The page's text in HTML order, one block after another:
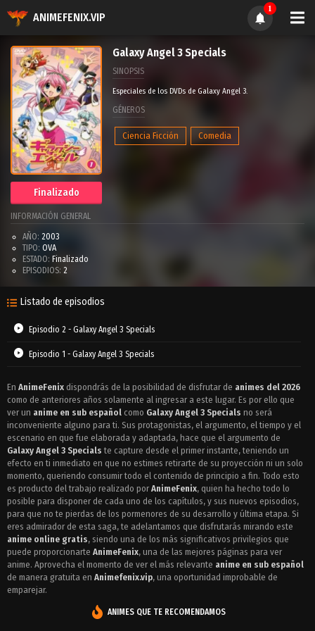
ANIMEFENIX.VIP
1
Finalizado
Galaxy Angel 3 Specials
SINOPSIS
Especiales de los DVDs de Galaxy Angel 3.
GÉNEROS
Ciencia Ficción Comedia
INFORMACIÓN GENERAL
AÑO: 2003
TIPO: OVA
ESTADO: Finalizado
EPISODIOS: 2
Listado de episodios
Episodio 2 - Galaxy Angel 3 Specials
Episodio 1 - Galaxy Angel 3 Specials
En AnimeFenix dispondrás de la posibilidad de disfrutar de animes del 2026
como de anteriores años solamente al ingresar a este lugar. Es por ello que
ver un anime en sub español como Galaxy Angel 3 Specials no será
inconveniente alguno para ti. Sus protagonistas, el argumento, el tiempo y el
escenario en que fue elaborada y adaptada, hace que el argumento de
Galaxy Angel 3 Specials te capture desde el primer instante, teniendo un
efecto en ti inmediato en que no estimes retirarte de su proyección ni un solo
momento, queriendo consumir todo el contenido de principio a fin. Todo esto
es producto del trabajo realizado por AnimeFenix, quien ha hecho todo lo
posible para disponer de cada uno de los capítulos, y sus nuevos episodios,
para que no te pierdas de los pormenores de su desarrollo y última etapa. Si
eres admirador de esta saga, te adelantamos que disfrutarás mirando este
anime online gratis, siendo una de los más significativos privilegios que
puede proporcionarte AnimeFenix, una de las mejores páginas para ver
anime. Aprovecha el momento de ver el más relevante anime en sub español
de manera gratuita en Animefenix.vip, una oportunidad improbable de
emparejar.
ANIMES QUE TE RECOMENDAMOS